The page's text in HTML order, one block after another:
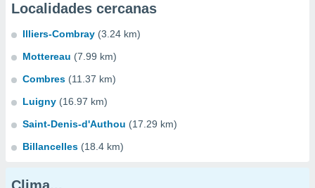
Localidades cercanas
Illiers-Combray (3.24 km)
Mottereau (7.99 km)
Combres (11.37 km)
Luigny (16.97 km)
Saint-Denis-d'Authou (17.29 km)
Billancelles (18.4 km)